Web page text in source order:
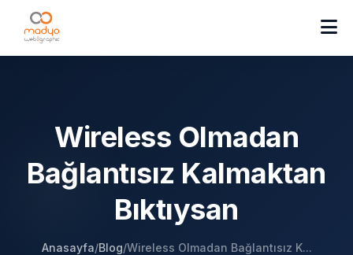
Wireless Olmadan
Bağlantısız Kalmaktan
Bıktıysan
Anasayfa/Blog/Wireless Olmadan Bağlantısız K...